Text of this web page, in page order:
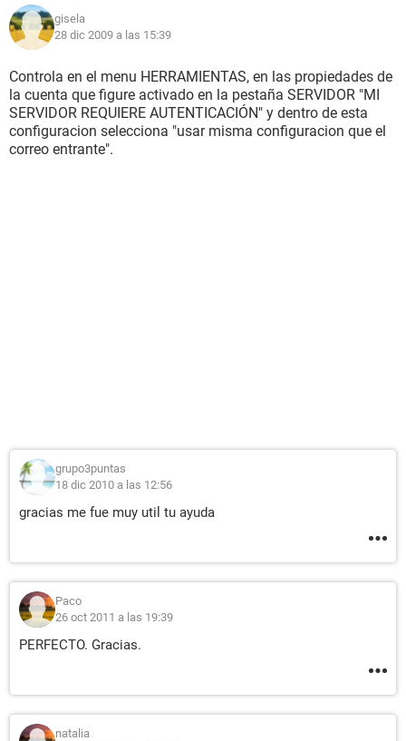
Saludos cordiales.
Christian Naranjo
gisela
28 dic 2009 a las 15:39
Controla en el menu HERRAMIENTAS, en las propiedades de
la cuenta que figure activado en la pestaña SERVIDOR "MI
SERVIDOR REQUIERE AUTENTICACIÓN" y dentro de esta
configuracion selecciona "usar misma configuracion que el
correo entrante".
grupo3puntas
18 dic 2010 a las 12:56
gracias me fue muy util tu ayuda
Paco
26 oct 2011 a las 19:39
PERFECTO. Gracias.
natalia